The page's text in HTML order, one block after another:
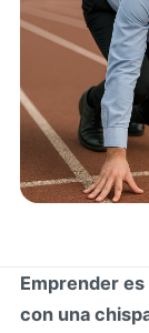
Emprender
con una